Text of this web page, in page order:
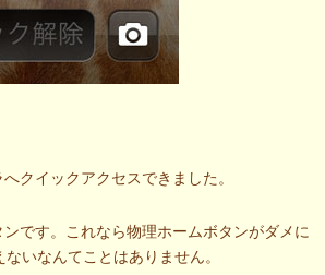
クイックアクセスできました。
です。これなら物理ホームボタンがダメに
いなんてことはありません。